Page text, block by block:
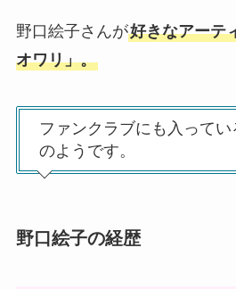
野口絵子さんが好きなアーテ
オワリ」。
ファンクラブにも入って
のようです。
野口絵子の経歴